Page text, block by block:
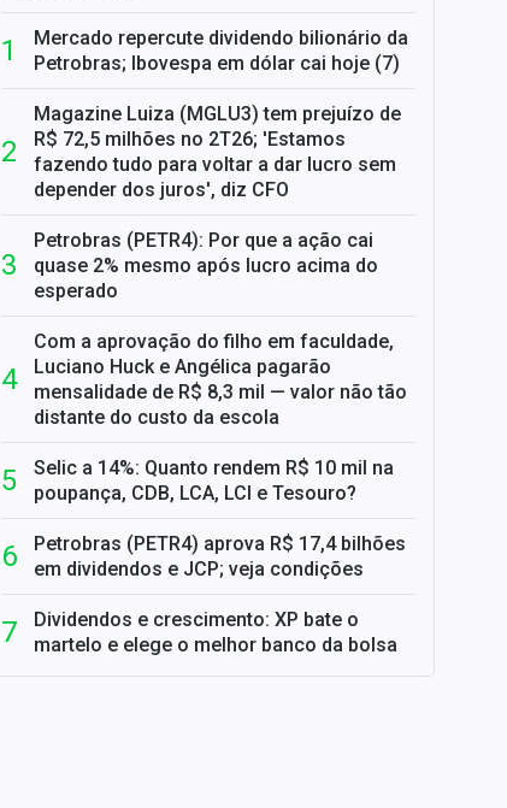
Mercado repercute dividendo bilionário da
Petrobras; Ibovespa em dólar cai hoje (7)
Magazine Luiza (MGLU3) tem prejuízo de
R$ 72,5 milhões no 2T26; 'Estamos
fazendo tudo para voltar a dar lucro sem
depender dos juros', diz CFO
Petrobras (PETR4): Por que a ação cai
quase 2% mesmo após lucro acima do
esperado
Com a aprovação do filho em faculdade,
Luciano Huck e Angélica pagarão
mensalidade de R$ 8,3 mil — valor não tão
distante do custo da escola
Selic a 14%: Quanto rendem R$ 10 mil na
poupança, CDB, LCA, LCI e Tesouro?
Petrobras (PETR4) aprova R$ 17,4 bilhões
em dividendos e JCP; veja condições
Dividendos e crescimento: XP bate o
martelo e elege o melhor banco da bolsa